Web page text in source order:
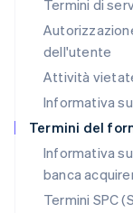
Termini di
dell'utente
Attività
Informativa
Termini del
Informativa
banca
Termini SPC
English 简体中
Malta
English
Messico
Español English
Norvegia
English
English
Paesi Bassi
Nederlands